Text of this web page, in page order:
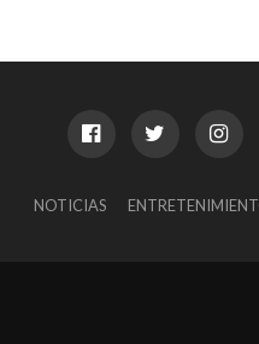
NOTICIAS